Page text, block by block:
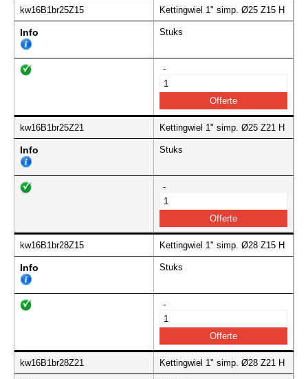
kw16B1br25Z15 Kettingwiel 1" simp. Ø25 Z15 H
Info Stuks
-
kw16B1br25Z21 Kettingwiel 1" simp. Ø25 Z21 H
Info Stuks
-
kw16B1br28Z15 Kettingwiel 1" simp. Ø28 Z15 H
Info Stuks
-
kw16B1br28Z21 Kettingwiel 1" simp. Ø28 Z21 H